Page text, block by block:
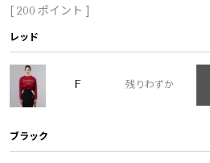
[ 200 ポイント ]
レッド
F 残りわずか
ブラック